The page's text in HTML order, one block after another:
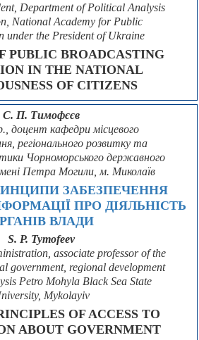
Department of Political Analysis
National Academy for Public
under the President of Ukraine
PUBLIC BROADCASTING
IN THE NATIONAL
OF CITIZENS
С. П. Тимофєєв
доцент кафедри місцевого
регіонального розвитку та
Чорноморського державного
Петра Могили, м. Миколаїв
ЗАБЕЗПЕЧЕННЯ
ПРО ДІЯЛЬНІСТЬ
ВЛАДИ
S. P. Tymofeev
associate professor of the
government, regional development
Petro Mohyla Black Sea State
Mykolayiv
OF ACCESS TO
ABOUT GOVERNMENT